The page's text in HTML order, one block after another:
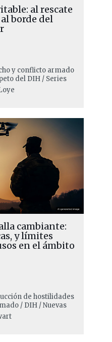
al rescate
borde del
y conflicto armado
del DIH / Series
cambiante:
y límites
en el ámbito
de hostilidades
/ DIH / Nuevas